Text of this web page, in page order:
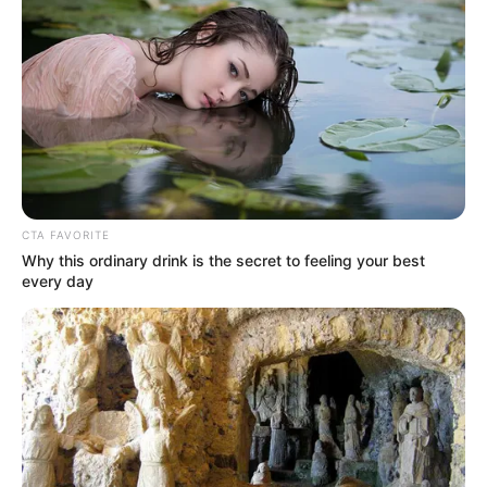
disfrutar los ciudadanos de manera gratuita.
Ante esto, el Distrito dio a conocer el cronograma donde
se llevará a cabo la ciclovía nocturna y los cierres viales
que habrá, por lo quese le recomienda a los ciudadanos
y conductores que no participarán de la jornada, a que
tenga en cuenta la información y tome rutas alternas.
CTA FAVORITE
Why this ordinary drink is the secret to feeling your best
every day